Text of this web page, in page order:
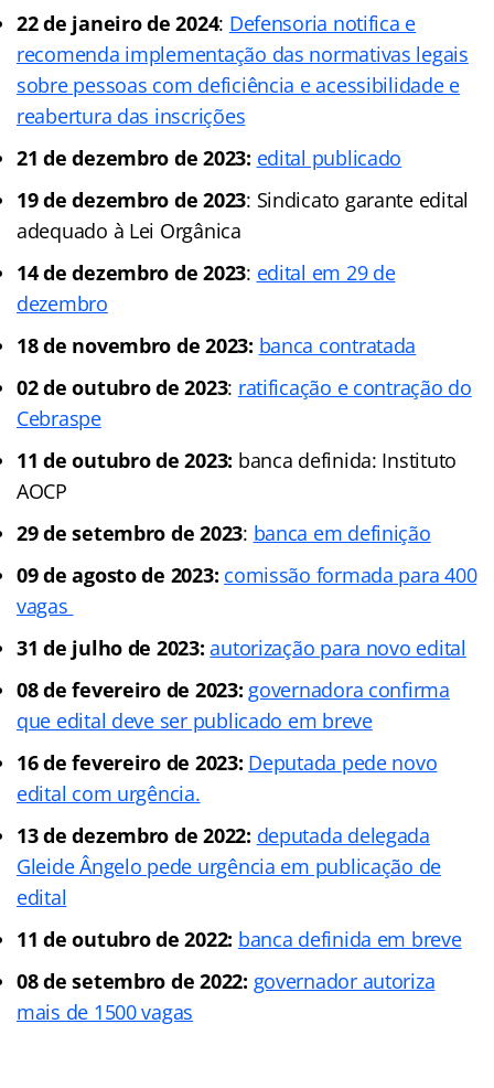
22 de janeiro de 2024: Defensoria notifica e
recomenda implementação das normativas legais
sobre pessoas com deficiência e acessibilidade e
reabertura das inscrições
21 de dezembro de 2023: edital publicado
19 de dezembro de 2023: Sindicato garante edital
adequado à Lei Orgânica
14 de dezembro de 2023: edital em 29 de
dezembro
18 de novembro de 2023: banca contratada
02 de outubro de 2023: ratificação e contração do
Cebraspe
11 de outubro de 2023: banca definida: Instituto
AOCP
29 de setembro de 2023: banca em definição
09 de agosto de 2023: comissão formada para 400
vagas
31 de julho de 2023: autorização para novo edital
08 de fevereiro de 2023: governadora confirma
que edital deve ser publicado em breve
16 de fevereiro de 2023: Deputada pede novo
edital com urgência.
13 de dezembro de 2022: deputada delegada
Gleide Ângelo pede urgência em publicação de
edital
11 de outubro de 2022: banca definida em breve
08 de setembro de 2022: governador autoriza
mais de 1500 vagas